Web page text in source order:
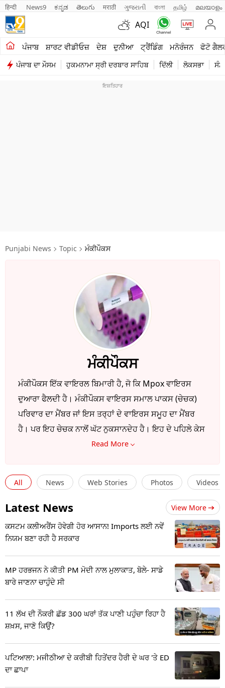
हिन्दी News9 ಕನ್ನಡ తెలుగు मराठी ગુજરાતી বাংলা தமிழ் മലയാളം
AQI
ਪੰਜਾਬ ਸ਼ਾਰਟ ਵੀਡੀਓਜ਼ ਦੇਸ਼ ਦੁਨੀਆ ਟ੍ਰੈਂਡਿੰਗ ਮਨੋਰੰਜਨ ਫੋਟੋ
ਪੰਜਾਬ ਦਾ ਮੌਸਮ ਹੁਕਮਨਾਮਾ ਸ੍ਰੀ ਦਰਬਾਰ ਸਾਹਿਬ ਦਿੱਲੀ ਲੋਕਸਭਾ
ਖੇਤੀਬਾੜੀ
ਸ਼ਾਰਟ ਵੀਡੀਓਜ਼
ਖੇਡਾਂ
Punjabi News Topic ਮੰਕੀਪੌਕਸ
ਮੰਕੀਪੌਕਸ
ਮੰਕੀਪੌਕਸ ਇੱਕ ਵਾਇਰਲ ਬਿਮਾਰੀ ਹੈ, ਜੋ ਕਿ Mpox ਵਾਇਰਸ
ਦੁਆਰਾ ਫੈਲਦੀ ਹੈ। ਮੰਕੀਪੌਕਸ ਵਾਇਰਸ ਸਮਾਲ ਪਾਕਸ (ਚੇਚਕ)
ਪਰਿਵਾਰ ਦਾ ਮੈਂਬਰ ਜਾਂ ਇਸ ਤਰ੍ਹਾਂ ਦੇ ਵਾਇਰਸ ਸਮੂਹ ਦਾ ਮੈਂਬਰ
ਹੈ। ਪਰ ਇਹ ਚੇਚਕ ਨਾਲੋਂ ਘੱਟ ਨੁਕਸਾਨਦੇਹ ਹੈ। ਇਹ ਦੇ ਪਹਿਲੇ ਕੇਸ
ਦਾ ਮਾਮਲਾ ਅਫਰੀਕਾ ਵਿੱਚ ਮਿਲਿਆ ਸੀ। ਉਸ ਤੋਂ ਮੰਕੀਪਾਕਸ
ਗਿਆ। ਸਾਲ 2022 ਵਿੱਚ ਇਸ ਵਾਇਰਸ ਨੇ ਯੂਰਪ ਤੋਂ ਅਮਰੀਕਾ
ਤੱਕ ਤਬਾਹੀ ਮਚਾ ਦਿੱਤੀ ਸੀ।
ਵਿੱਚ ਦਰਦ, ਠੰਢ ਅਤੇ ਥਕਾਵਟ ਸ਼ਾਮਲ ਹਨ। ਦੋ-ਤਿੰਨ ਦਿਨਾਂ ਬਾਅਦ
ਹਨ। ਕੁਝ ਦਿਨਾਂ ਬਾਅਦ, ਸਰੀਰ ‘ਤੇ ਵੱਡੇ ਛਾਲੇ ਵਰਗੇ ਧੱਫੜ ਦਿਖਾਈ
ਦਿੰਦੇ ਹਨ।
ਮੰਕੀ ਪਾਕਸ ਜਾਨਵਰਾਂ ਤੋਂ ਮਨੁੱਖਾਂ ਵਿੱਚ ਅਤੇ ਮਨੁੱਖਾਂ ਤੋਂ ਜਾਨਵਰਾਂ ਵਿੱਚ
ਫੈਲ ਸਕਦਾ ਹੈ। ਇਸੇ ਤਰ੍ਹਾਂ, ਇਹ ਮਨੁੱਖਾਂ ਤੋਂ ਮਨੁੱਖਾਂ ਵਿੱਚ ਫੈਲ
ਸਕਦਾ ਹੈ।
Read More
All News Web Stories Photos Videos
Latest News View More
ਕਸਟਮ ਕਲੀਅਰੈਂਸ ਹੋਵੇਗੀ ਹੋਰ ਆਸਾਨ! Imports ਲਈ ਨਵੇਂ
ਨਿਯਮ ਬਣਾ ਰਹੀ ਹੈ ਸਰਕਾਰ
MP ਹਰਭਜਨ ਨੇ ਕੀਤੀ PM ਮੋਦੀ ਨਾਲ ਮੁਲਾਕਾਤ, ਬੋਲੇ- ਸਾਡੇ
ਬਾਰੇ ਜਾਣਨਾ ਚਾਹੁੰਦੇ ਸੀ
11 ਲੱਖ ਦੀ ਨੌਕਰੀ ਛੱਡ 300 ਘਰਾਂ ਤੱਕ ਪਾਣੀ ਪਹੁੰਚਾ ਰਿਹਾ ਹੈ
ਸ਼ਖ਼ਸ, ਜਾਣੋ ਕਿਉਂ?
ਪਟਿਆਲਾ: ਮਜੀਠੀਆ ਦੇ ਕਰੀਬੀ ਹਿਤੇਂਦਰ ਹੈਰੀ ਦੇ ਘਰ 'ਤੇ ED
ਦਾ ਛਾਪਾ